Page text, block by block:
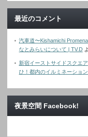
最近のコメント
汽車道〜Kishamichi
なとみらいについて | TV.D
新宿イーストサイドスクエア
ひ！都内のイルミネーショ
夜景空間 Facebook!